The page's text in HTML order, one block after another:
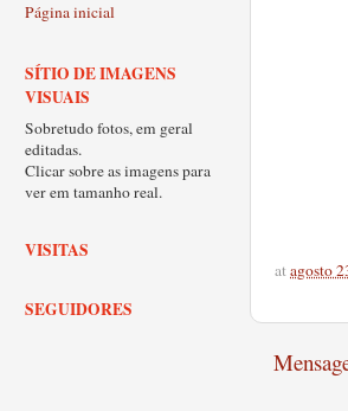
atagosto
Página inicial
SÍTIO DE IMAGENS
VISUAIS
Sobretudo fotos, em geral
editadas.
Clicar sobre as imagens para
ver em tamanho real.
VISITAS
SEGUIDORES